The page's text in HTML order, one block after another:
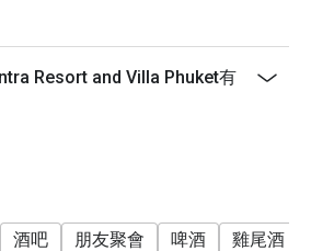
Resort and Villa Phuket有
酒吧 朋友聚會 啤酒 雞尾酒